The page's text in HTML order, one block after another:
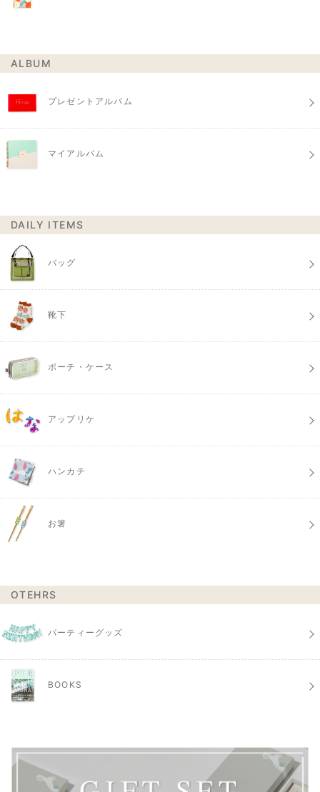
ALBUM
プレゼントアルバム
マイアルバム
DAILY ITEMS
バッグ
靴下
ポーチ・ケース
アップリケ
ハンカチ
お箸
OTEHRS
パーティーグッズ
BOOKS